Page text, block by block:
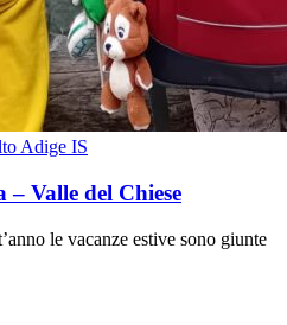
Adige IS
– Valle del Chiese
le vacanze estive sono giunte